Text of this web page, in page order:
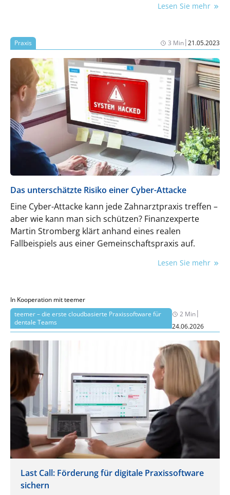
Lesen Sie mehr
Praxis 3 Min|21.05.2023
Das unterschätzte Risiko einer Cyber-Attacke
Eine Cyber-Attacke kann jede Zahnarztpraxis treffen –
aber wie kann man sich schützen? Finanzexperte
Martin Stromberg klärt anhand eines realen
Fallbeispiels aus einer Gemeinschaftspraxis auf.
Lesen Sie mehr
In Kooperation mit teemer
teemer – die erste cloudbasierte Praxissoftware für
dentale Teams
2 Min|
24.06.2026
Last Call: Förderung für digitale Praxissoftware
sichern